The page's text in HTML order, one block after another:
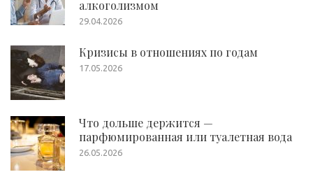
алкоголизмом
29.04.2026
Кризисы в отношениях по годам
17.05.2026
Что дольше держится —
парфюмированная или туалетная вода
26.05.2026